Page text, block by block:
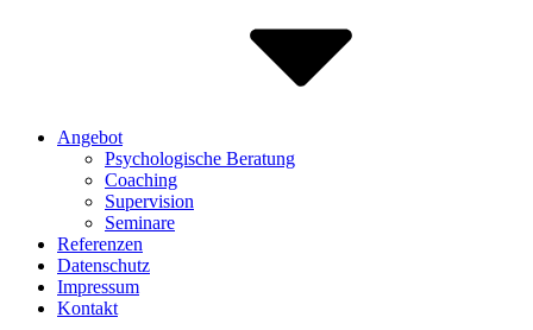
Angebot
Psychologische Beratung
Coaching
Supervision
Seminare
Referenzen
Datenschutz
Impressum
Kontakt